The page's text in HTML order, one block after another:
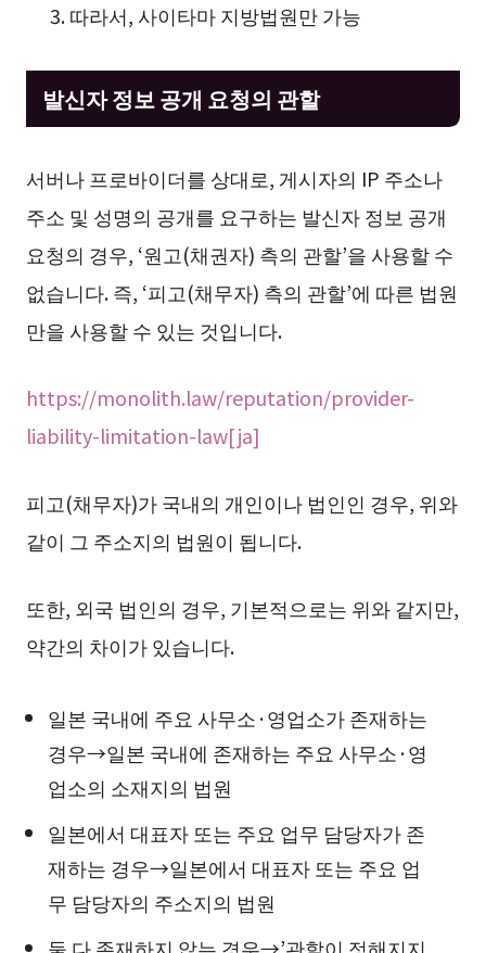
따라서, 사이타마 지방법원만 가능
발신자 정보 공개 요청의 관할
서버나 프로바이더를 상대로, 게시자의 IP 주소나
주소 및 성명의 공개를 요구하는 발신자 정보 공개
요청의 경우, ‘원고(채권자) 측의 관할’을 사용할 수
없습니다. 즉, ‘피고(채무자) 측의 관할’에 따른 법원
만을 사용할 수 있는 것입니다.
https://monolith.law/reputation/provider-
liability-limitation-law[ja]
피고(채무자)가 국내의 개인이나 법인인 경우, 위와
같이 그 주소지의 법원이 됩니다.
또한, 외국 법인의 경우, 기본적으로는 위와 같지만,
약간의 차이가 있습니다.
일본 국내에 주요 사무소·영업소가 존재하는
경우→일본 국내에 존재하는 주요 사무소·영
업소의 소재지의 법원
일본에서 대표자 또는 주요 업무 담당자가 존
재하는 경우→일본에서 대표자 또는 주요 업
무 담당자의 주소지의 법원
둘 다 존재하지 않는 경우→’관할이 정해지지